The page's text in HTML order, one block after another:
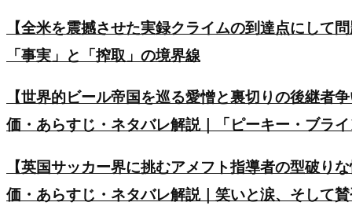
【全米を震撼させた実録クライムの到達点にして
「事実」と「搾取」の境界線
【世界的ビール帝国を巡る愛憎と裏切りの後継者
価・あらすじ・ネタバレ解説｜「ピーキー・ブラ
【英国サッカー界に挑むアメフト指導者の型破り
価・あらすじ・ネタバレ解説｜笑いと涙、そして